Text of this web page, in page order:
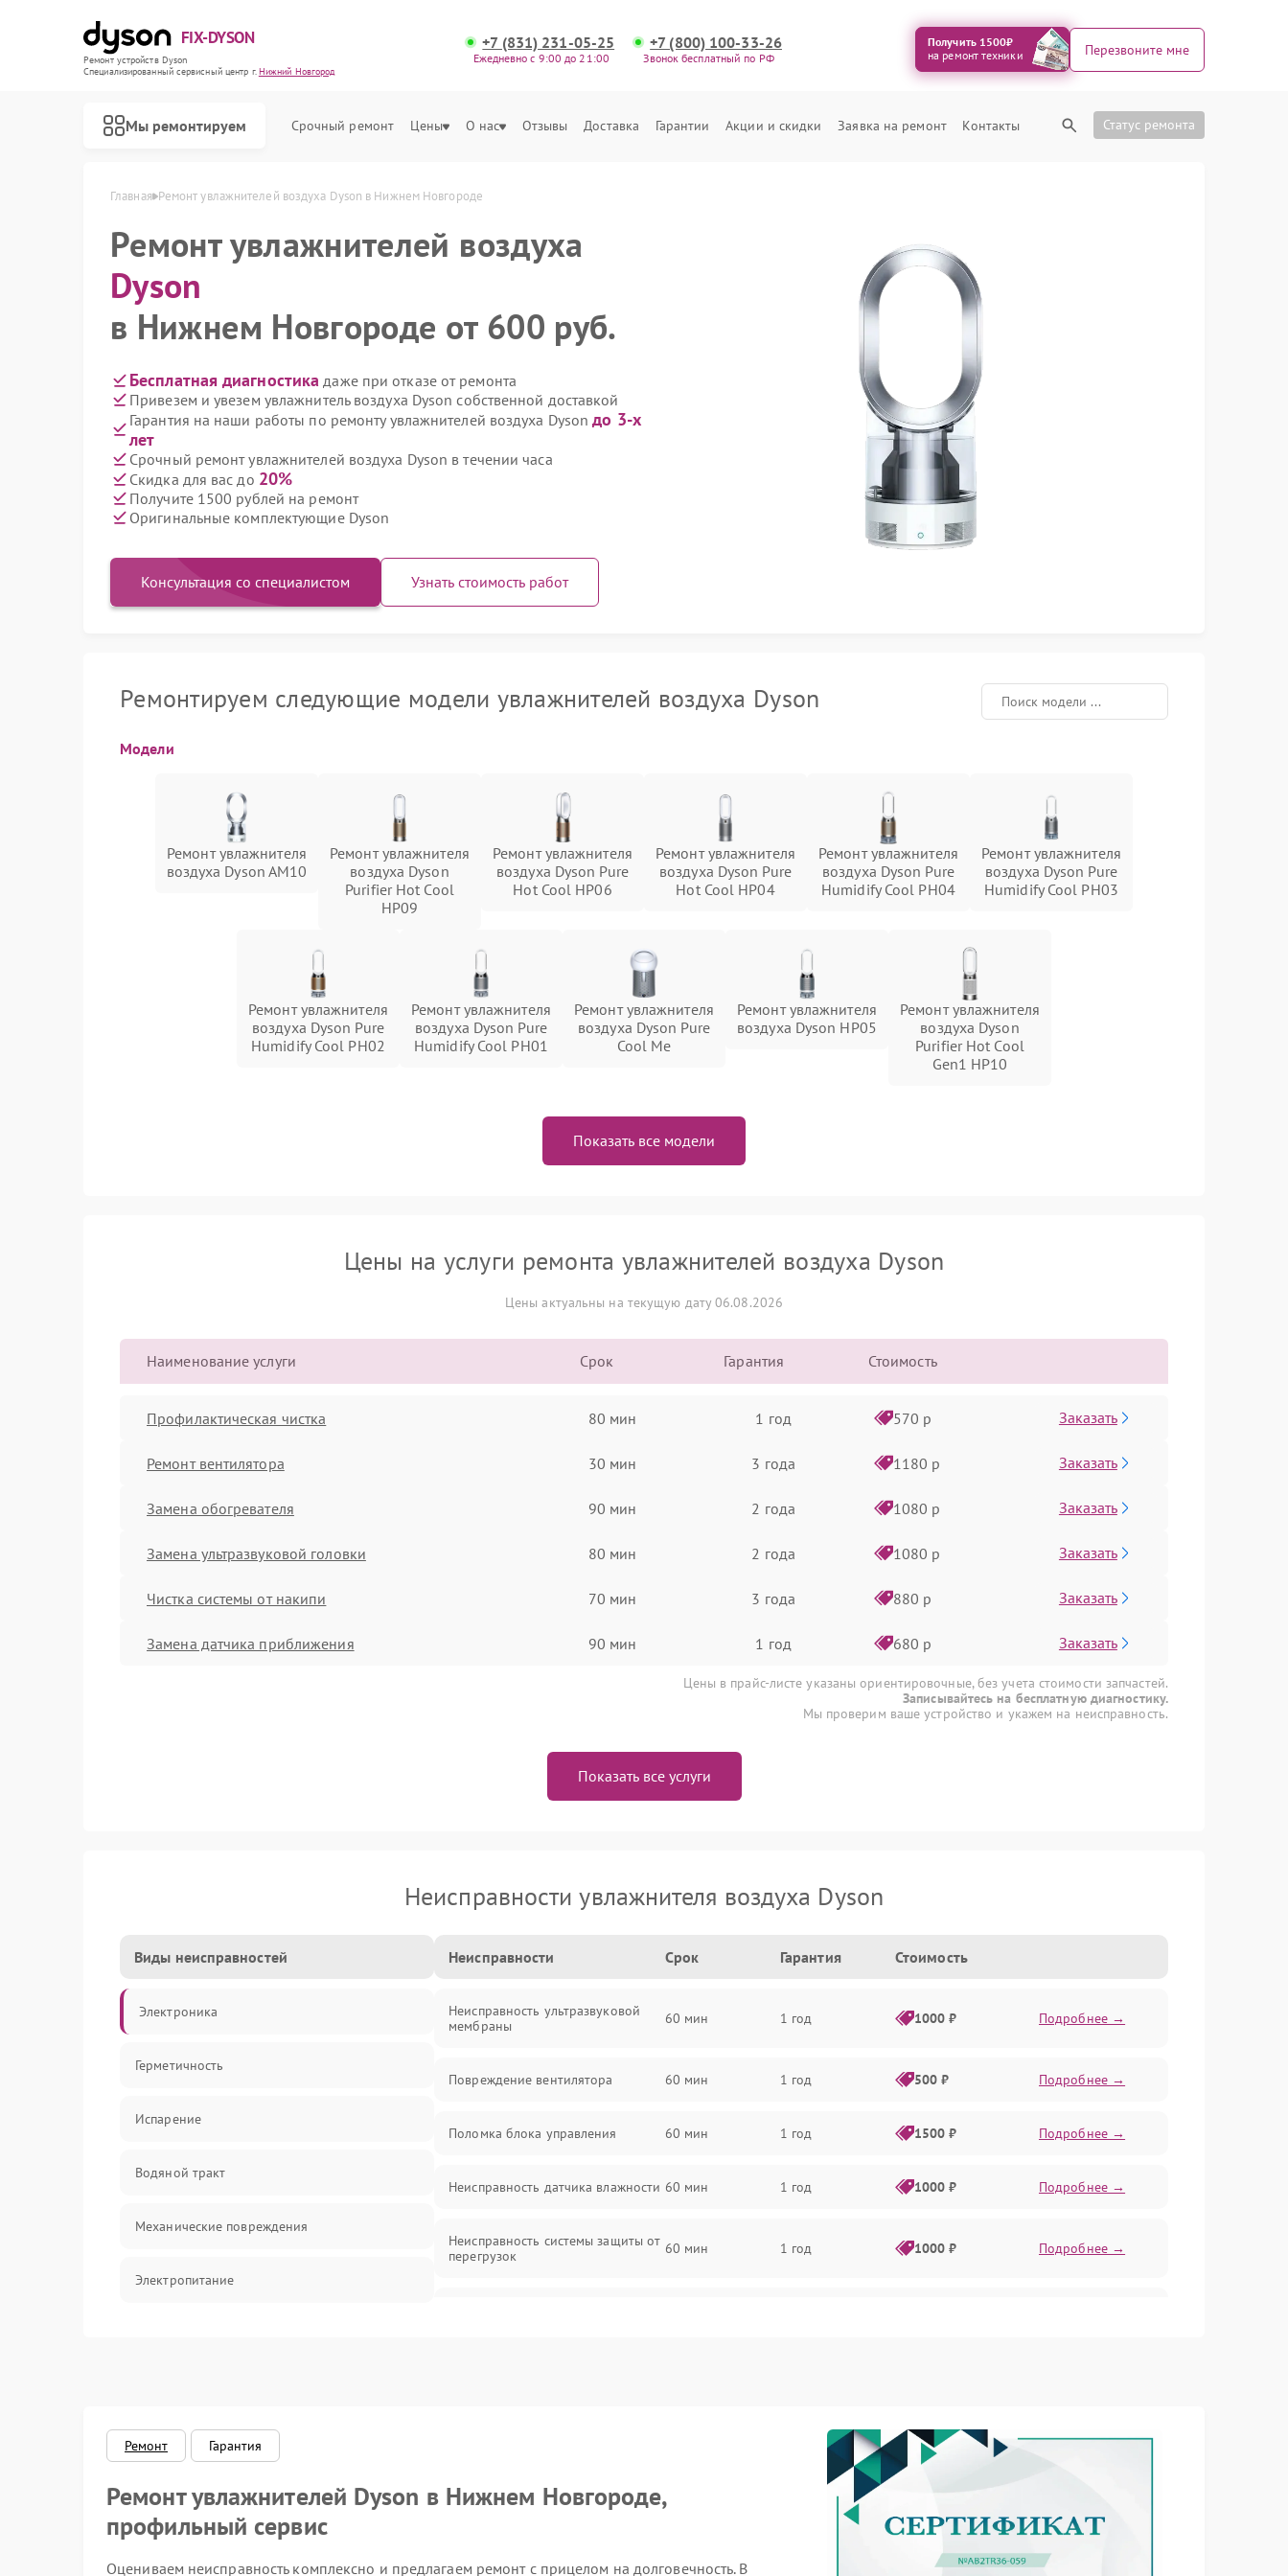
FIX-DYSON
Ремонт устройств Dyson
Специализированный cервисный центр г.Нижний Новгород
+7 (831) 231-05-25
Ежедневно с 9:00 до 21:00
+7 (800) 100-33-26
Звонок бесплатный по РФ
Получить 1500₽
на ремонт техники
Перезвоните мне
Мы ремонтируем Срочный ремонт Цены О нас Отзывы Доставка Гарантии Акции и скидки Заявка на ремонт Контакты Статус ремонта
Главная Ремонт увлажнителей воздуха Dyson в Нижнем Новгороде
Ремонт увлажнителей воздуха
Dyson
в Нижнем Новгороде от 600 руб.
Бесплатная диагностика даже при отказе от ремонта
Привезем и увезем увлажнитель воздуха Dyson собственной доставкой
Гарантия на наши работы по ремонту увлажнителей воздуха Dysonдо 3-х
лет
Срочный ремонт увлажнителей воздуха Dyson в течении часа
Скидка для вас до 20%
Получите 1500 рублей на ремонт
Оригинальные комплектующие Dyson
Консультация со специалистом Узнать стоимость работ
Ремонтируем следующие модели увлажнителей воздуха Dyson
Модели
Ремонт увлажнителя
воздуха Dyson AM10
Ремонт увлажнителя
воздуха Dyson
Purifier Hot Cool
HP09
Ремонт увлажнителя
воздуха Dyson Pure
Hot Cool HP06
Ремонт увлажнителя
воздуха Dyson Pure
Hot Cool HP04
Ремонт увлажнителя
воздуха Dyson Pure
Humidify Cool PH04
Ремонт увлажнителя
воздуха Dyson Pure
Humidify Cool PH03
Ремонт увлажнителя
воздуха Dyson Pure
Humidify Cool PH02
Ремонт увлажнителя
воздуха Dyson Pure
Humidify Cool PH01
Ремонт увлажнителя
воздуха Dyson Pure
Cool Me
Ремонт увлажнителя
воздуха Dyson HP05
Ремонт увлажнителя
воздуха Dyson
Purifier Hot Cool
Gen1 HP10
Показать все модели
Цены на услуги ремонта увлажнителей воздуха Dyson
Цены актуальны на текущую дату 06.08.2026
Наименование услуги Срок Гарантия Стоимость
Профилактическая чистка 80 мин 1 год 570 р Заказать
Ремонт вентилятора 30 мин 3 года 1180 р Заказать
Замена обогревателя 90 мин 2 года 1080 р Заказать
Замена ультразвуковой головки 80 мин 2 года 1080 р Заказать
Чистка системы от накипи 70 мин 3 года 880 р Заказать
Замена датчика приближения 90 мин 1 год 680 р Заказать
Цены в прайс-листе указаны ориентировочные, без учета стоимости запчастей.
Записывайтесь на бесплатную диагностику.
Мы проверим ваше устройство и укажем на неисправность.
Показать все услуги
Неисправности увлажнителя воздуха Dyson
Виды неисправностей
Электроника
Герметичность
Испарение
Водяной тракт
Механические повреждения
Электропитание
Неисправности Срок Гарантия Стоимость
Неисправность ультразвуковой
мембраны
60 мин 1 год 1000 ₽ Подробнее →
Повреждение вентилятора 60 мин 1 год 500 ₽ Подробнее →
Поломка блока управления 60 мин 1 год 1500 ₽ Подробнее →
Неисправность датчика влажности 60 мин 1 год 1000 ₽ Подробнее →
Неисправность системы защиты от
перегрузок
60 мин 1 год 1000 ₽ Подробнее →
1000 ₽
1000 ₽ Подробнее →
Ремонт Гарантия
Ремонт увлажнителей Dyson в Нижнем Новгороде,
профильный сервис
Оцениваем неисправность комплексно и предлагаем ремонт с прицелом на долговечность. В